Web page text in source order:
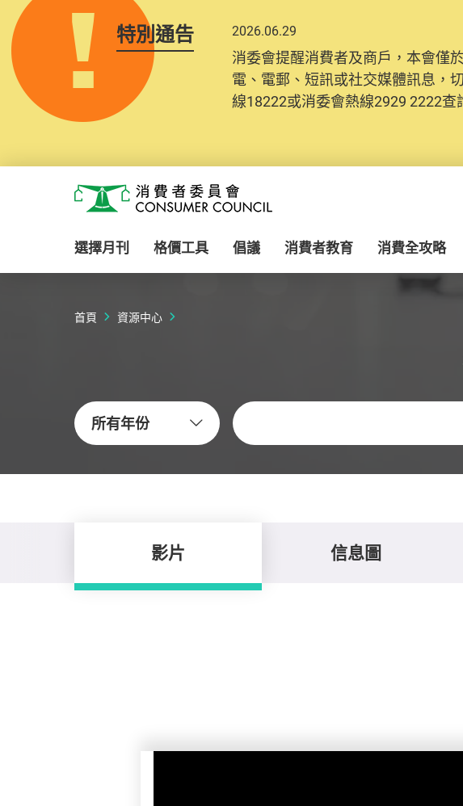
特別通告 2026.06.29
消委會提醒消費者及商戶，本會僅
電、電郵、短訊或社交媒體訊息，
線18222或消委會熱線2929 2222查
消費者委員會
選擇月刊 格價工具 倡議 消費者教育 消費全攻略
首頁 資源中心
所有年份
關鍵字
影片 信息圖